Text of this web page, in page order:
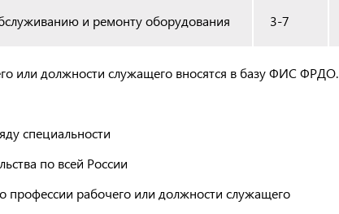
и ремонту оборудования 3-7
или должности служащего вносятся в базу ФИС ФРДО.
специальности
по всей России
профессии рабочего или должности служащего